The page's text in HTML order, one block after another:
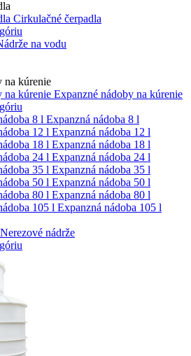
Cirkulačné čerpadla
na vodu
Expanzné nádoby na kúrenie
Expanzná nádoba 8 l
Expanzná nádoba 12 l
Expanzná nádoba 18 l
Expanzná nádoba 24 l
Expanzná nádoba 35 l
Expanzná nádoba 50 l
Expanzná nádoba 80 l
Expanzná nádoba 105 l
Nerezové nádrže